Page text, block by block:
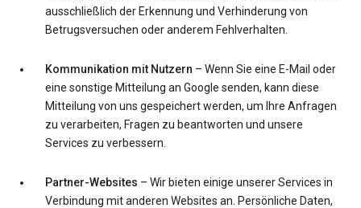
ausschließlich der Erkennung und Verhinderung von
Betrugsversuchen oder anderem Fehlverhalten.
Kommunikation mit Nutzern – Wenn Sie eine E-Mail oder
eine sonstige Mitteilung an Google senden, kann diese
Mitteilung von uns gespeichert werden, um Ihre Anfragen
zu verarbeiten, Fragen zu beantworten und unsere
Services zu verbessern.
Partner-Websites – Wir bieten einige unserer Services in
Verbindung mit anderen Websites an. Persönliche Daten,